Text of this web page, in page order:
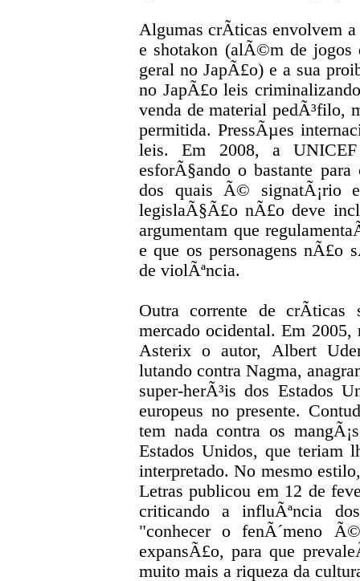
Algumas crÃ­ticas envolvem
e shotakon (alÃ©m de jogos
geral no JapÃ£o) e a sua
no JapÃ£o leis
venda de material pedÃ³filo,
permitida. PressÃµes
leis. Em 2008, a
esforÃ§ando o bastante
dos quais Ã© signatÃ¡rio
legislaÃ§Ã£o nÃ£o deve
argumentam que
e que os personagens nÃ£o
de violÃªncia.
Outra corrente de
mercado ocidental. Em
Asterix o autor, Albert
lutando contra Nagma,
super-herÃ³is dos Estados
europeus no presente.
tem nada contra os
Estados Unidos, que teriam
interpretado. No mesmo
Letras publicou em 12 de
criticando a influÃªncia
"conhecer o fenÃ´meno
expansÃ£o, para que
muito mais a riqueza da